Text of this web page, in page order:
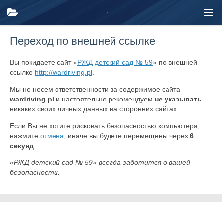
Переход по внешней ссылке
Вы покидаете сайт «РЖД детский сад № 59» по внешней
ссылке http://wardriving.pl
Мы не несем ответственности за содержимое сайта
wardriving.pl и настоятельно рекомендуем не указывать
никаких своих личных данных на сторонних сайтах.
Если Вы не хотите рисковать безопасностью компьютера,
нажмите отмена , иначе вы будете перемещены через 6
секунд
«РЖД детский сад № 59» всегда заботится о вашей
безопасности.